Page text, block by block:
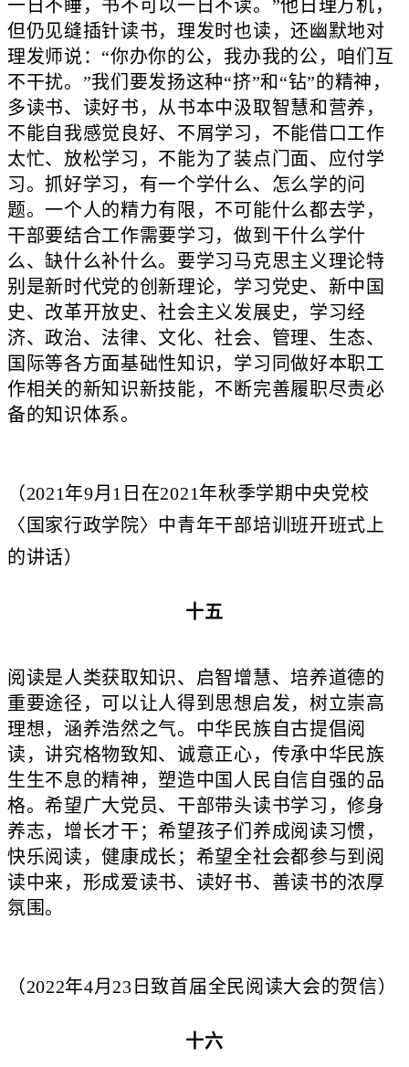
一日不睡，书不可以一日不读。”他日理万机，
但仍见缝插针读书，理发时也读，还幽默地对
理发师说：“你办你的公，我办我的公，咱们互
不干扰。”我们要发扬这种“挤”和“钻”的精神，
多读书、读好书，从书本中汲取智慧和营养，
不能自我感觉良好、不屑学习，不能借口工作
太忙、放松学习，不能为了装点门面、应付学
习。抓好学习，有一个学什么、怎么学的问
题。一个人的精力有限，不可能什么都去学，
干部要结合工作需要学习，做到干什么学什
么、缺什么补什么。要学习马克思主义理论特
别是新时代党的创新理论，学习党史、新中国
史、改革开放史、社会主义发展史，学习经
济、政治、法律、文化、社会、管理、生态、
国际等各方面基础性知识，学习同做好本职工
作相关的新知识新技能，不断完善履职尽责必
备的知识体系。
（2021年9月1日在2021年秋季学期中央党校
〈国家行政学院〉中青年干部培训班开班式上
的讲话）
十五
阅读是人类获取知识、启智增慧、培养道德的
重要途径，可以让人得到思想启发，树立崇高
理想，涵养浩然之气。中华民族自古提倡阅
读，讲究格物致知、诚意正心，传承中华民族
生生不息的精神，塑造中国人民自信自强的品
格。希望广大党员、干部带头读书学习，修身
养志，增长才干；希望孩子们养成阅读习惯，
快乐阅读，健康成长；希望全社会都参与到阅
读中来，形成爱读书、读好书、善读书的浓厚
氛围。
（2022年4月23日致首届全民阅读大会的贺信）
十六